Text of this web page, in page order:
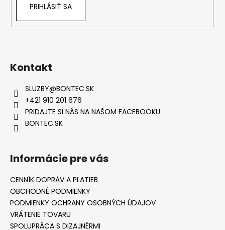
PRIHLÁSIŤ SA
Kontakt
SLUZBY@BONTEC.SK
+421 910 201 676
PRIDAJTE SI NÁS NA NAŠOM FACEBOOKU
BONTEC.SK
Informácie pre vás
CENNÍK DOPRÁV A PLATIEB
OBCHODNÉ PODMIENKY
PODMIENKY OCHRANY OSOBNÝCH ÚDAJOV
VRÁTENIE TOVARU
SPOLUPRÁCA S DIZAJNÉRMI